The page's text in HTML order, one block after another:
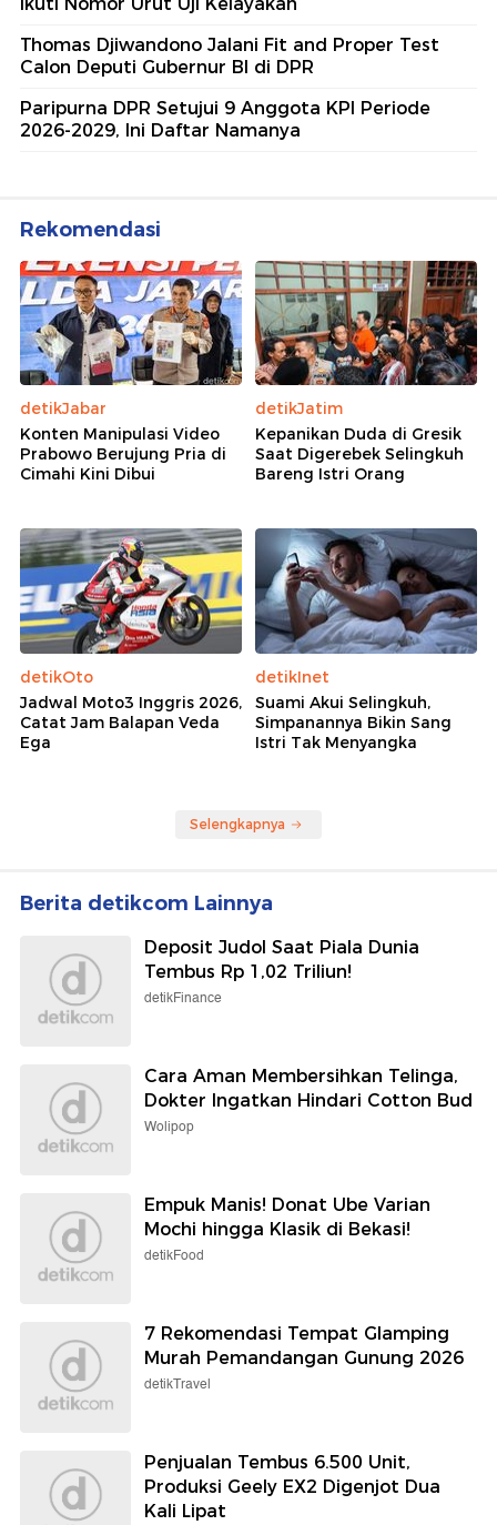
Thomas Djiwandono Jalani Fit and Proper Test
Calon Deputi Gubernur BI di DPR
Paripurna DPR Setujui 9 Anggota KPI Periode
2026-2029, Ini Daftar Namanya
Rekomendasi
detikJabar
Konten Manipulasi Video
Prabowo Berujung Pria di
Cimahi Kini Dibui
detikJatim
Kepanikan Duda di Gresik
Saat Digerebek Selingkuh
Bareng Istri Orang
detikOto
Jadwal Moto3 Inggris 2026,
Catat Jam Balapan Veda
Ega
detikInet
Suami Akui Selingkuh,
Simpanannya Bikin Sang
Istri Tak Menyangka
Selengkapnya
Berita detikcom Lainnya
Deposit Judol Saat Piala Dunia
Tembus Rp 1,02 Triliun!
detikFinance
Cara Aman Membersihkan Telinga,
Dokter Ingatkan Hindari Cotton Bud
Wolipop
Empuk Manis! Donat Ube Varian
Mochi hingga Klasik di Bekasi!
detikFood
7 Rekomendasi Tempat Glamping
Murah Pemandangan Gunung 2026
detikTravel
Penjualan Tembus 6.500 Unit,
Produksi Geely EX2 Digenjot Dua
Kali Lipat